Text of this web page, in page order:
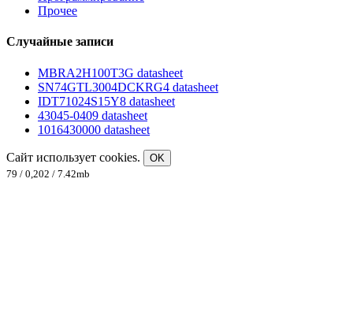
Прочее
Случайные записи
MBRA2H100T3G datasheet
SN74GTL3004DCKRG4 datasheet
IDT71024S15Y8 datasheet
43045-0409 datasheet
1016430000 datasheet
Сайт использует cookies.
OK
79 / 0,202 / 7.42mb